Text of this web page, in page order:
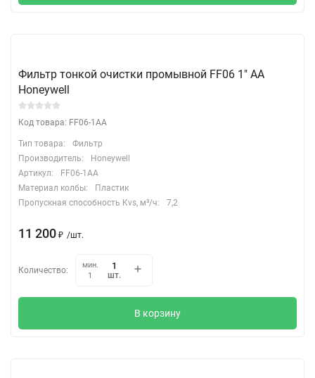
Фильтр тонкой очистки промывной FF06 1" АА
Honeywell
Код товара: FF06-1AA
Тип товара:
Фильтр
Производитель:
Honeywell
Артикул:
FF06-1AA
Материал колбы:
Пластик
Пропускная способность Kvs, м³/ч:
7,2
11 200 ₽ /шт.
Количество:
мин.
1
шт.
В корзину